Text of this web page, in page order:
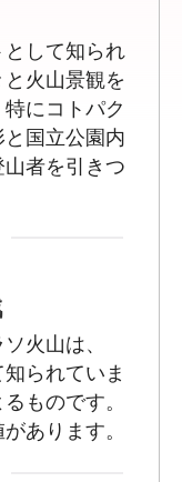
して知られ
火山景観を
にコトパク
国立公園内
者を引きつ
火山は、
られていま
ものです。
あります。